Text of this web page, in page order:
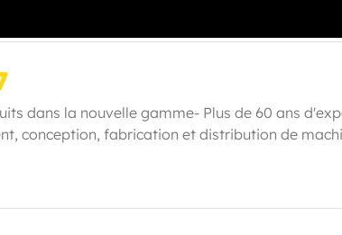
dans la nouvelle gamme- Plus de 60 ans
conception, fabrication et distribution de